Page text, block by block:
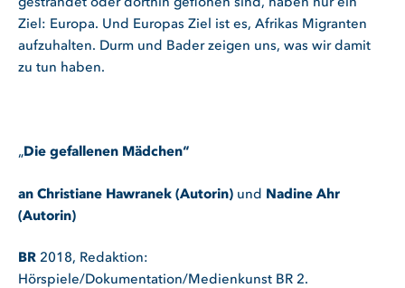
gestrandet oder dorthin geflohen sind, haben nur ein
Ziel: Europa. Und Europas Ziel ist es, Afrikas Migranten
aufzuhalten. Durm und Bader zeigen uns, was wir damit
zu tun haben.
„Die gefallenen Mädchen“
an Christiane Hawranek (Autorin) und
Nadine Ahr
(Autorin)
BR 2018, Redaktion:
Hörspiele/Dokumentation/Medienkunst BR 2.